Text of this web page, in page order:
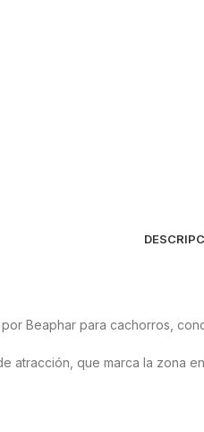
Beaphar para cachorros,
atracción, que marca la